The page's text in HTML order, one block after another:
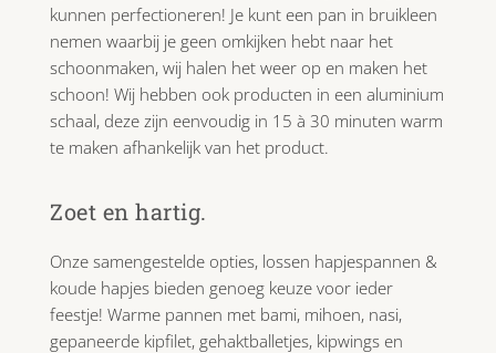
kunnen perfectioneren! Je kunt een pan in bruikleen
nemen waarbij je geen omkijken hebt naar het
schoonmaken, wij halen het weer op en maken het
schoon! Wij hebben ook producten in een aluminium
schaal, deze zijn eenvoudig in 15 à 30 minuten warm
te maken afhankelijk van het product.
Zoet en hartig.
Onze samengestelde opties, lossen hapjespannen &
koude hapjes bieden genoeg keuze voor ieder
feestje! Warme pannen met bami, mihoen, nasi,
gepaneerde kipfilet, gehaktballetjes, kipwings en